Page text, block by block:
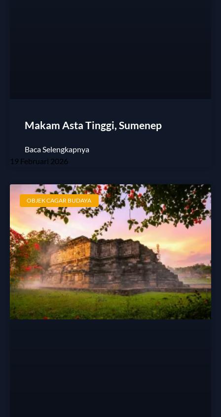
Makam Asta Tinggi, Sumenep
Baca Selengkapnya
19 Februari 2026
OBJEK CAGAR BUDAYA